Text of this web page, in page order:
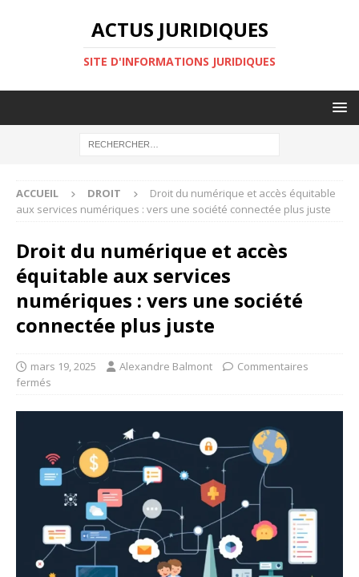
ACTUS JURIDIQUES
SITE D'INFORMATIONS JURIDIQUES
ACCUEIL DROIT
Droit du numérique et accès équitable
aux services numériques : vers une société connectée plus juste
Droit du numérique et accès
équitable aux services
numériques : vers une société
connectée plus juste
mars 19, 2025 Alexandre Balmont
Commentaires
fermés